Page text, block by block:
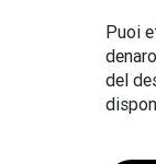
Puoi
del